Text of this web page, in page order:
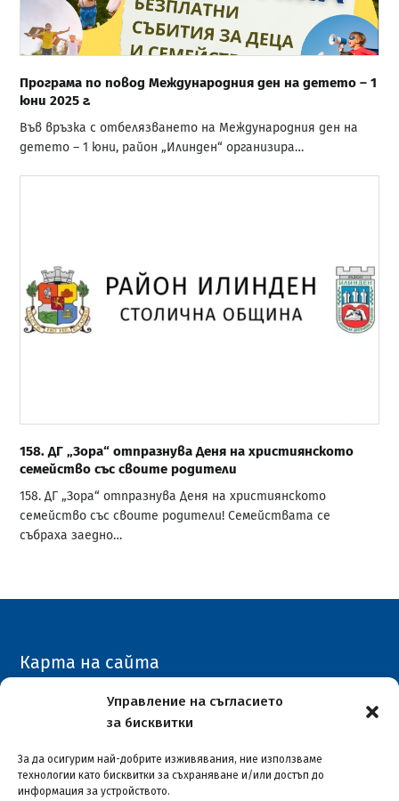
Управление на съгласието
за бисквитки
За да осигурим най-добрите изживявания, ние използваме
технологии като бисквитки за съхраняване и/или достъп до
информация за устройството.
Програма по повод Международния ден на детето – 1
юни 2025 г.
Във връзка с отбелязването на Международния ден на
детето – 1 юни, район „Илинден“ организира…
158. ДГ „Зора“ отпразнува Деня на християнското
семейство със своите родители
158. ДГ „Зора“ отпразнува Деня на християнското
семейство със своите родители! Семействата се
събраха заедно…
Карта на сайта
Архивен сайт